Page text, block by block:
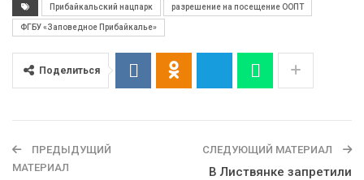
Прибайкальский нацпарк разрешение на посещение ООПТ
ФГБУ «Заповедное Прибайкалье»
Поделиться
ПРЕДЫДУЩИЙ
МАТЕРИАЛ
СЛЕДУЮЩИЙ МАТЕРИАЛ
В Листвянке запретили